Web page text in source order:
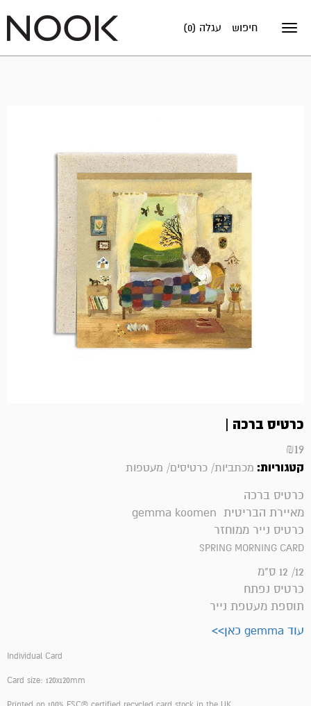
Toggle
עגלה (0) חיפוש
כרטיס ברכה |
₪19
קטגוריות: מכתביות/ כרטיסים/ מעטפות
כרטיס ברכה
מאיירת הבריטית gemma koomen
כרטיס נייר ממוחזר
SPRING MORNING CARD
12/ 12 ס"מ
כרטיס נפתח
תוספת מעטפת נייר
עוד gemma כאן>>
Individual Card
Card size: 120x120mm